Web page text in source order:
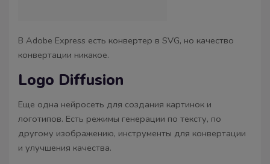
В Adobe Express есть конвертер в SVG, но качество
конвертации никакое.
Logo Diffusion
Еще одна нейросеть для создания картинок и
логотипов. Есть режимы генерации по тексту, по
другому изображению, инструменты для конвертации
и улучшения качества.